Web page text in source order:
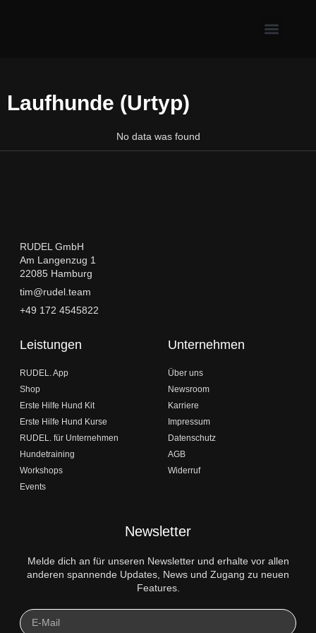
Laufhunde (Urtyp)
No data was found
RUDEL GmbH
Am Langenzug 1
22085 Hamburg
tim@rudel.team
+49 172 4545822
Leistungen
RUDEL. App
Shop
Erste Hilfe Hund Kit
Erste Hilfe Hund Kurse
RUDEL. für Unternehmen
Hundetraining
Workshops
Events
Unternehmen
Über uns
Newsroom
Karriere
Impressum
Datenschutz
AGB
Widerruf
Newsletter
Melde dich an für unseren Newsletter und erhalte vor allen
anderen spannende Updates, News und Zugang zu neuen
Features.